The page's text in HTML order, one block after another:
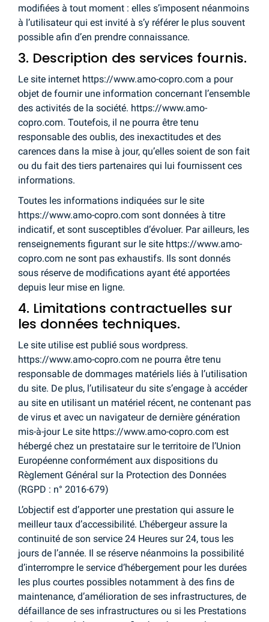
modifiées à tout moment : elles s’imposent néanmoins
à l’utilisateur qui est invité à s’y référer le plus souvent
possible afin d’en prendre connaissance.
3. Description des services fournis.
Le site internet https://www.amo-copro.com a pour
objet de fournir une information concernant l’ensemble
des activités de la société. https://www.amo-
copro.com. Toutefois, il ne pourra être tenu
responsable des oublis, des inexactitudes et des
carences dans la mise à jour, qu’elles soient de son fait
ou du fait des tiers partenaires qui lui fournissent ces
informations.
Toutes les informations indiquées sur le site
https://www.amo-copro.com sont données à titre
indicatif, et sont susceptibles d’évoluer. Par ailleurs, les
renseignements figurant sur le site https://www.amo-
copro.com ne sont pas exhaustifs. Ils sont donnés
sous réserve de modifications ayant été apportées
depuis leur mise en ligne.
4. Limitations contractuelles sur
les données techniques.
Le site utilise est publié sous wordpress.
https://www.amo-copro.com ne pourra être tenu
responsable de dommages matériels liés à l’utilisation
du site. De plus, l’utilisateur du site s’engage à accéder
au site en utilisant un matériel récent, ne contenant pas
de virus et avec un navigateur de dernière génération
mis-à-jour Le site https://www.amo-copro.com est
hébergé chez un prestataire sur le territoire de l’Union
Européenne conformément aux dispositions du
Règlement Général sur la Protection des Données
(RGPD : n° 2016-679)
L’objectif est d’apporter une prestation qui assure le
meilleur taux d’accessibilité. L’hébergeur assure la
continuité de son service 24 Heures sur 24, tous les
jours de l’année. Il se réserve néanmoins la possibilité
d’interrompre le service d’hébergement pour les durées
les plus courtes possibles notamment à des fins de
maintenance, d’amélioration de ses infrastructures, de
défaillance de ses infrastructures ou si les Prestations